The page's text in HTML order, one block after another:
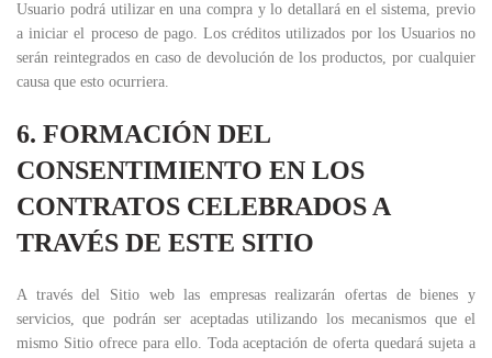
Usuario podrá utilizar en una compra y lo detallará en el sistema, previo
a iniciar el proceso de pago. Los créditos utilizados por los Usuarios no
serán reintegrados en caso de devolución de los productos, por cualquier
causa que esto ocurriera.
6. FORMACIÓN DEL
CONSENTIMIENTO EN LOS
CONTRATOS CELEBRADOS A
TRAVÉS DE ESTE SITIO
A través del Sitio web las empresas realizarán ofertas de bienes y
servicios, que podrán ser aceptadas utilizando los mecanismos que el
mismo Sitio ofrece para ello. Toda aceptación de oferta quedará sujeta a